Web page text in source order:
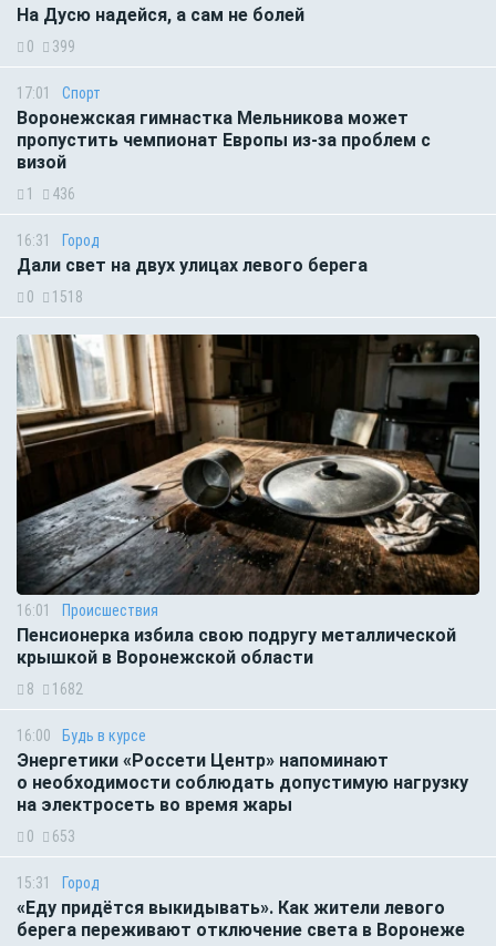
На Дусю надейся, а сам не болей
0 399
17:01 Спорт
Воронежская гимнастка Мельникова может
пропустить чемпионат Европы из-за проблем с
визой
1 436
16:31 Город
Дали свет на двух улицах левого берега
0 1518
16:01 Происшествия
Пенсионерка избила свою подругу металлической
крышкой в Воронежской области
8 1682
16:00 Будь в курсе
Энергетики «Россети Центр» напоминают
о необходимости соблюдать допустимую нагрузку
на электросеть во время жары
0 653
15:31 Город
«Еду придётся выкидывать». Как жители левого
берега переживают отключение света в Воронеже